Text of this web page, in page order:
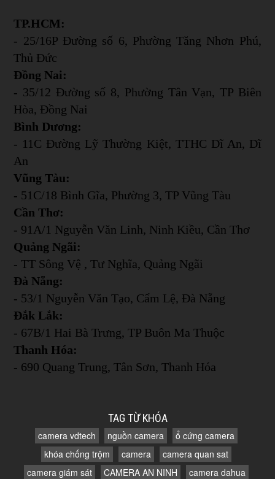
TP.HCM:
- 25/16P Đường số 6, Phường Tăng Nhơn Phú,
Thủ Đức
Đồng Nai:
- 35/12 Đường số 8, Phường Tân Vạn, TP Biên
Hòa, Đồng Nai
Bình Dương:
- 11C Đường Lỹ Thường Kiệt, TTHC Dĩ An, Dĩ
An
Vũng Tàu:
- 51C/18 Bình Gĩa, Phường 3, TP Vũng Tàu
Cần Thơ:
- 91A/1 Nguyễn Văn Linh, Ninh Kiều, Cần Thơ
Quảng Ngãi:
- TT Sông Vệ , Tư Nghĩa, Quảng Ngãi
Đà Nẵng:
- 53/1 Nguyễn Văn Tạo, Cẩm Lệ, Đà Nẵng
Đắk Lắk:
- 67B/1 Hai Bà Trưng, TP Buôn Ma Thuộc
Thanh Hóa:
- 690 Quang Trung, Tân Sơn, Thanh Hóa
TAG TỪ KHÓA
camera vdtech nguồn camera
ổ cứng camera
khóa chống trộm
camera
camera quan sat
camera giám sát
CAMERA AN NINH
camera dahua